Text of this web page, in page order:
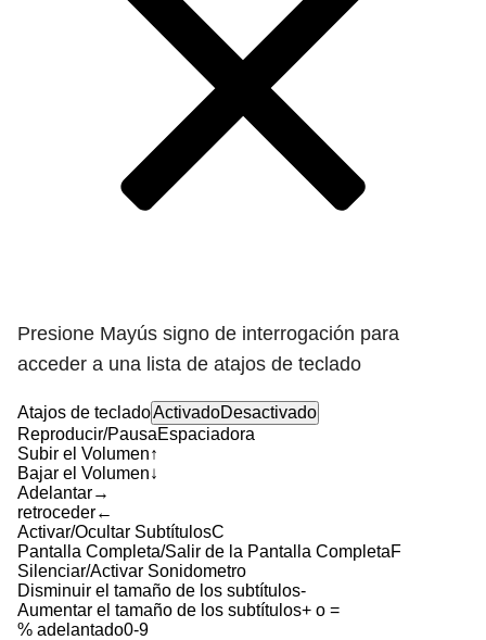
Presione Mayús signo de interrogación para
acceder a una lista de atajos de teclado
Atajos de tecladoActivadoDesactivado
Reproducir/PausaEspaciadora
Subir el Volumen↑
Bajar el Volumen↓
Adelantar→
retroceder←
Activar/Ocultar SubtítulosC
Pantalla Completa/Salir de la Pantalla CompletaF
Silenciar/Activar Sonidometro
Disminuir el tamaño de los subtítulos-
Aumentar el tamaño de los subtítulos+ o =
% adelantado0-9